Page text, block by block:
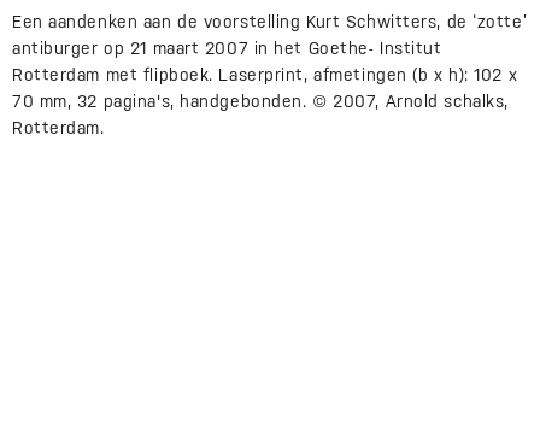
Een aandenken aan de voorstelling Kurt Schwitters, de ‘zotte’
antiburger op 21 maart 2007 in het Goethe- Institut
Rotterdam met flipboek. Laserprint, afmetingen (b x h): 102 x
70 mm, 32 pagina's, handgebonden. © 2007, Arnold schalks,
Rotterdam.